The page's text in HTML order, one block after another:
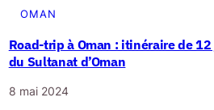
l
è
s
OMAN
Road-trip à Oman : itinéraire de
du Sultanat d’Oman
8 mai 2024